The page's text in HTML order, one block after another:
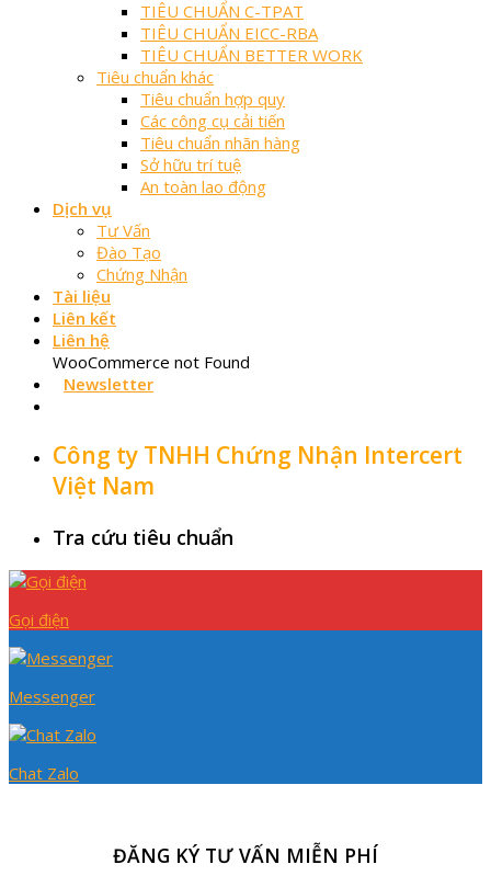
TIÊU CHUẨN C-TPAT
TIÊU CHUẨN EICC-RBA
TIÊU CHUẨN BETTER WORK
Tiêu chuẩn khác
Tiêu chuẩn hợp quy
Các công cụ cải tiến
Tiêu chuẩn nhãn hàng
Sở hữu trí tuệ
An toàn lao động
Dịch vụ
Tư Vấn
Đào Tạo
Chứng Nhận
Tài liệu
Liên kết
Liên hệ
WooCommerce not Found
Newsletter
Công ty TNHH Chứng Nhận Intercert
Việt Nam
Tra cứu tiêu chuẩn
Gọi điện
Messenger
Chat Zalo
ĐĂNG KÝ TƯ VẤN MIỄN PHÍ